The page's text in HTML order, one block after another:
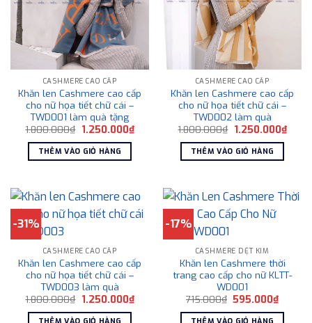
CASHMERE CAO CẤP
Khăn len Cashmere cao cấp
cho nữ họa tiết chữ cái –
TWD001 làm quà tặng
1.800.000₫ Giá
là:
1.800.000₫.
1.250.000₫Giá
hiện
1.250.000₫.
THÊM VÀO GIỎ HÀNG
CASHMERE CAO CẤP
Khăn len Cashmere cao cấp
cho nữ họa tiết chữ cái –
TWD002 làm quà
1.800.000₫ Giá
là:
1.800.000₫.
1.250.000₫Giá
hiện
THÊM VÀO GIỎ HÀNG
-31%
CASHMERE CAO CẤP
Khăn len Cashmere cao cấp
cho nữ họa tiết chữ cái –
TWD003 làm quà
1.800.000₫ Giá
là:
1.250.000₫Giá
hiện
-17%
CASHMERE DỆT KIM
Khăn len Cashmere thời
trang cao cấp cho nữ KLTT-
WD001
715.000₫ Giá
là:
595.000₫Giá
hiện
tại